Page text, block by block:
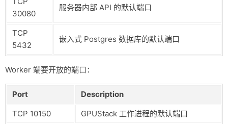
30080
服务器内部 API 的默认端口
TCP
5432
嵌入式 Postgres 数据库的默认端口
Worker 端要开放的端口：
Port
Description
TCP 10150
GPUStack 工作进程的默认端口